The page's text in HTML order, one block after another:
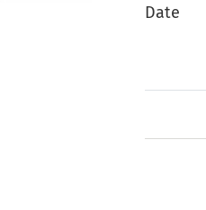
Date